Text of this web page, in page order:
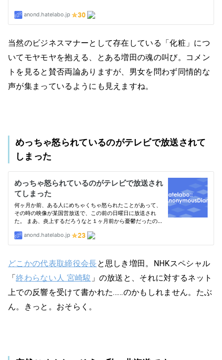
当然のビジネスマナーとして存在している「化粧」につ
いてモヤモヤを抱える、とある増田の魂の叫び。コメン
トを見ると賛否両論ありますが、男女を問わず同情的な
声が集まっているようにも見えますね。
めっちゃ怒られているのがテレビで放送されて
しまった
どこかの代表取締役会長と思しき増田。NHKスペシャル
「終わらない人 宮崎駿 」の放送と、それに対するネット
上での反響を受けて書かれた……のかもしれません。たぶ
ん。きっと。おそらく。